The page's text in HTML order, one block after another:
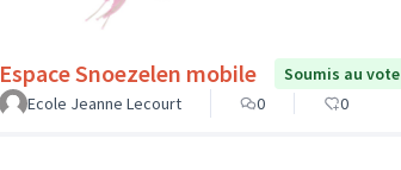
Espace Snoezelen mobile
Soumis au vote
Ecole Jeanne Lecourt
0 0